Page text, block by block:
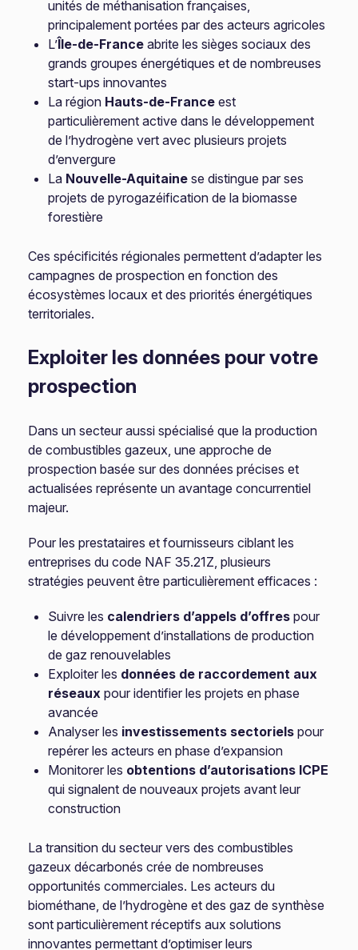
unités de méthanisation françaises,
principalement portées par des acteurs agricoles
L’Île-de-France abrite les sièges sociaux des
grands groupes énergétiques et de nombreuses
start-ups innovantes
La région Hauts-de-France est
particulièrement active dans le développement
de l’hydrogène vert avec plusieurs projets
d’envergure
La Nouvelle-Aquitaine se distingue par ses
projets de pyrogazéification de la biomasse
forestière
Ces spécificités régionales permettent d’adapter les
campagnes de prospection en fonction des
écosystèmes locaux et des priorités énergétiques
territoriales.
Exploiter les données pour votre
prospection
Dans un secteur aussi spécialisé que la production
de combustibles gazeux, une approche de
prospection basée sur des données précises et
actualisées représente un avantage concurrentiel
majeur.
Pour les prestataires et fournisseurs ciblant les
entreprises du code NAF 35.21Z, plusieurs
stratégies peuvent être particulièrement efficaces :
Suivre les calendriers d’appels d’offres pour
le développement d’installations de production
de gaz renouvelables
Exploiter les données de raccordement aux
réseaux pour identifier les projets en phase
avancée
Analyser les investissements sectoriels pour
repérer les acteurs en phase d’expansion
Monitorer les obtentions d’autorisations ICPE
qui signalent de nouveaux projets avant leur
construction
La transition du secteur vers des combustibles
gazeux décarbonés crée de nombreuses
opportunités commerciales. Les acteurs du
biométhane, de l’hydrogène et des gaz de synthèse
sont particulièrement réceptifs aux solutions
innovantes permettant d’optimiser leurs